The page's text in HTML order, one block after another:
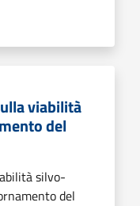
viabilità
del
silvo-
del